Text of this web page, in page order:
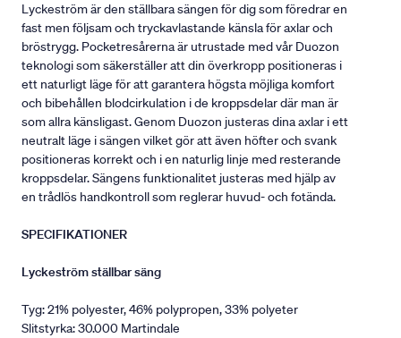
Lyckeström är den ställbara sängen för dig som föredrar en
fast men följsam och tryckavlastande känsla för axlar och
bröstrygg. Pocketresårerna är utrustade med vår Duozon
teknologi som säkerställer att din överkropp positioneras i
ett naturligt läge för att garantera högsta möjliga komfort
och bibehållen blodcirkulation i de kroppsdelar där man är
som allra känsligast. Genom Duozon justeras dina axlar i ett
neutralt läge i sängen vilket gör att även höfter och svank
positioneras korrekt och i en naturlig linje med resterande
kroppsdelar. Sängens funktionalitet justeras med hjälp av
en trådlös handkontroll som reglerar huvud- och fotända.
SPECIFIKATIONER
Lyckeström ställbar säng
Tyg: 21% polyester, 46% polypropen, 33% polyeter
Slitstyrka: 30.000 Martindale